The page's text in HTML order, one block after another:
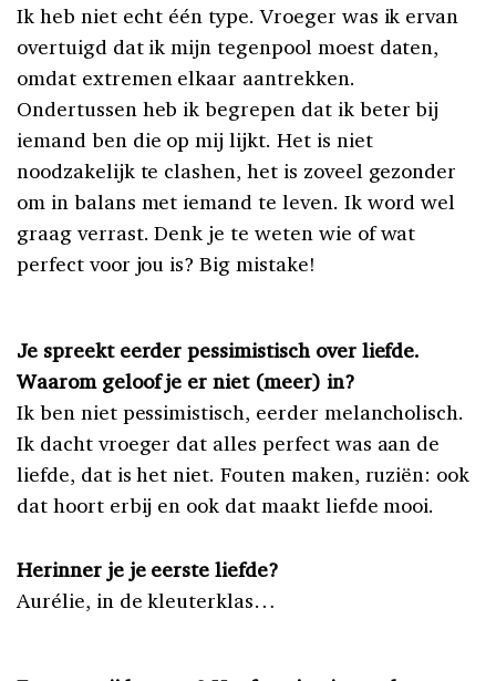
Ik heb niet echt één type. Vroeger was ik ervan
overtuigd dat ik mijn tegenpool moest daten,
omdat extremen elkaar aantrekken.
Ondertussen heb ik begrepen dat ik beter bij
iemand ben die op mij lijkt. Het is niet
noodzakelijk te clashen, het is zoveel gezonder
om in balans met iemand te leven. Ik word wel
graag verrast. Denk je te weten wie of wat
perfect voor jou is? Big mistake!
Je spreekt eerder pessimistisch over liefde.
Waarom geloof je er niet (meer) in?
Ik ben niet pessimistisch, eerder melancholisch.
Ik dacht vroeger dat alles perfect was aan de
liefde, dat is het niet. Fouten maken, ruziën: ook
dat hoort erbij en ook dat maakt liefde mooi.
Herinner je je eerste liefde?
Aurélie, in de kleuterklas…